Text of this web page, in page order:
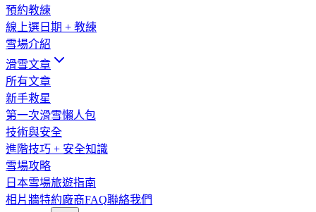
預約教練
線上選日期 + 教練
雪場介紹
滑雪文章
所有文章
新手救星
第一次滑雪懶人包
技術與安全
進階技巧 + 安全知識
雪場攻略
日本雪場旅遊指南
相片牆特約廠商FAQ聯絡我們